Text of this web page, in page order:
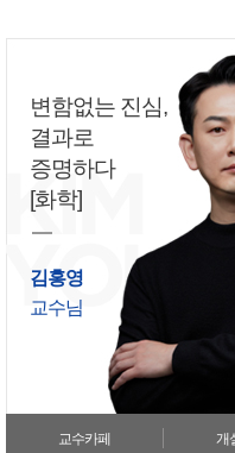
변함없는 진심,
결과로
증명하다
[화학]
김홍영
교수님
교수카페 개